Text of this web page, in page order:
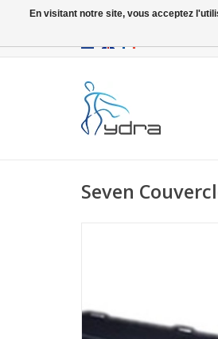
Seven
En visitant notre site, vous acceptez